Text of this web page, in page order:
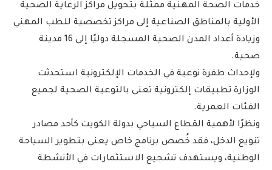
خدمات الصحة المهنية ممثلة بتحويل مراكز الرعاية الصحية
الأولية بالمناطق الصناعية إلى مراكز تخصصية للطب المهني
وزيادة أعداد المدن الصحية المسجلة دوليًا إلى 16 مدينة
صحية.
ولإحداث طفرة نوعية في الخدمات الإلكترونية استحدثت
الوزارة تطبيقات إلكترونية تعنى بالتوعية الصحية لجميع
الفئات العمرية.
ونظرًا لأهمية القطاع السياحي بدولة الكويت كأحد مصادر
تنويع الدخل، فقد خُصص برنامج خاص يعنى بتطوير السياحة
الوطنية، ويستهدف تشجيع الاستثمارات في الأنشطة